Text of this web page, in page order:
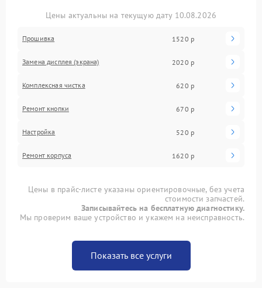
Цены актуальны на текущую дату 10.08.2026
Прошивка 1520 р
Замена дисплея (экрана) 2020 р
Комплексная чистка 620 р
Ремонт кнопки 670 р
Настройка 520 р
Ремонт корпуса 1620 р
Цены в прайс-листе указаны ориентировочные, без учета
стоимости запчастей.
Записывайтесь на бесплатную диагностику.
Мы проверим ваше устройство и укажем на неисправность.
Показать все услуги